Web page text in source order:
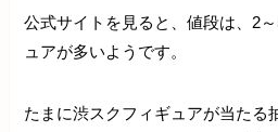
公式サイトを見ると、値段は、2
ュアが多いようです。
たまに渋スクフィギュアが当たる